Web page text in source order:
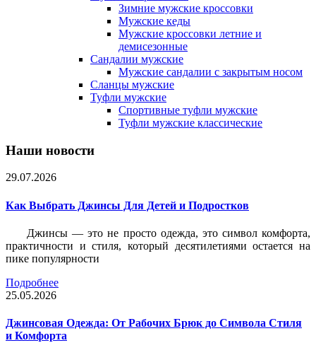
Зимние мужские кроссовки
Мужские кеды
Мужские кроссовки летние и
демисезонные
Сандалии мужские
Мужские сандалии с закрытым носом
Сланцы мужские
Туфли мужские
Спортивные туфли мужские
Туфли мужские классические
Наши новости
29.07.2026
Как Выбрать Джинсы Для Детей и Подростков
Джинсы — это не просто одежда, это символ комфорта,
практичности и стиля, который десятилетиями остается на
пике популярности
Подробнее
25.05.2026
Джинсовая Одежда: От Рабочих Брюк до Символа Стиля
и Комфорта